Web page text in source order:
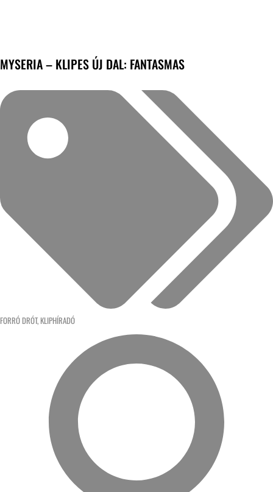
MYSERIA – KLIPES ÚJ DAL: FANTASMAS
FORRÓ DRÓT, KLIPHÍRADÓ